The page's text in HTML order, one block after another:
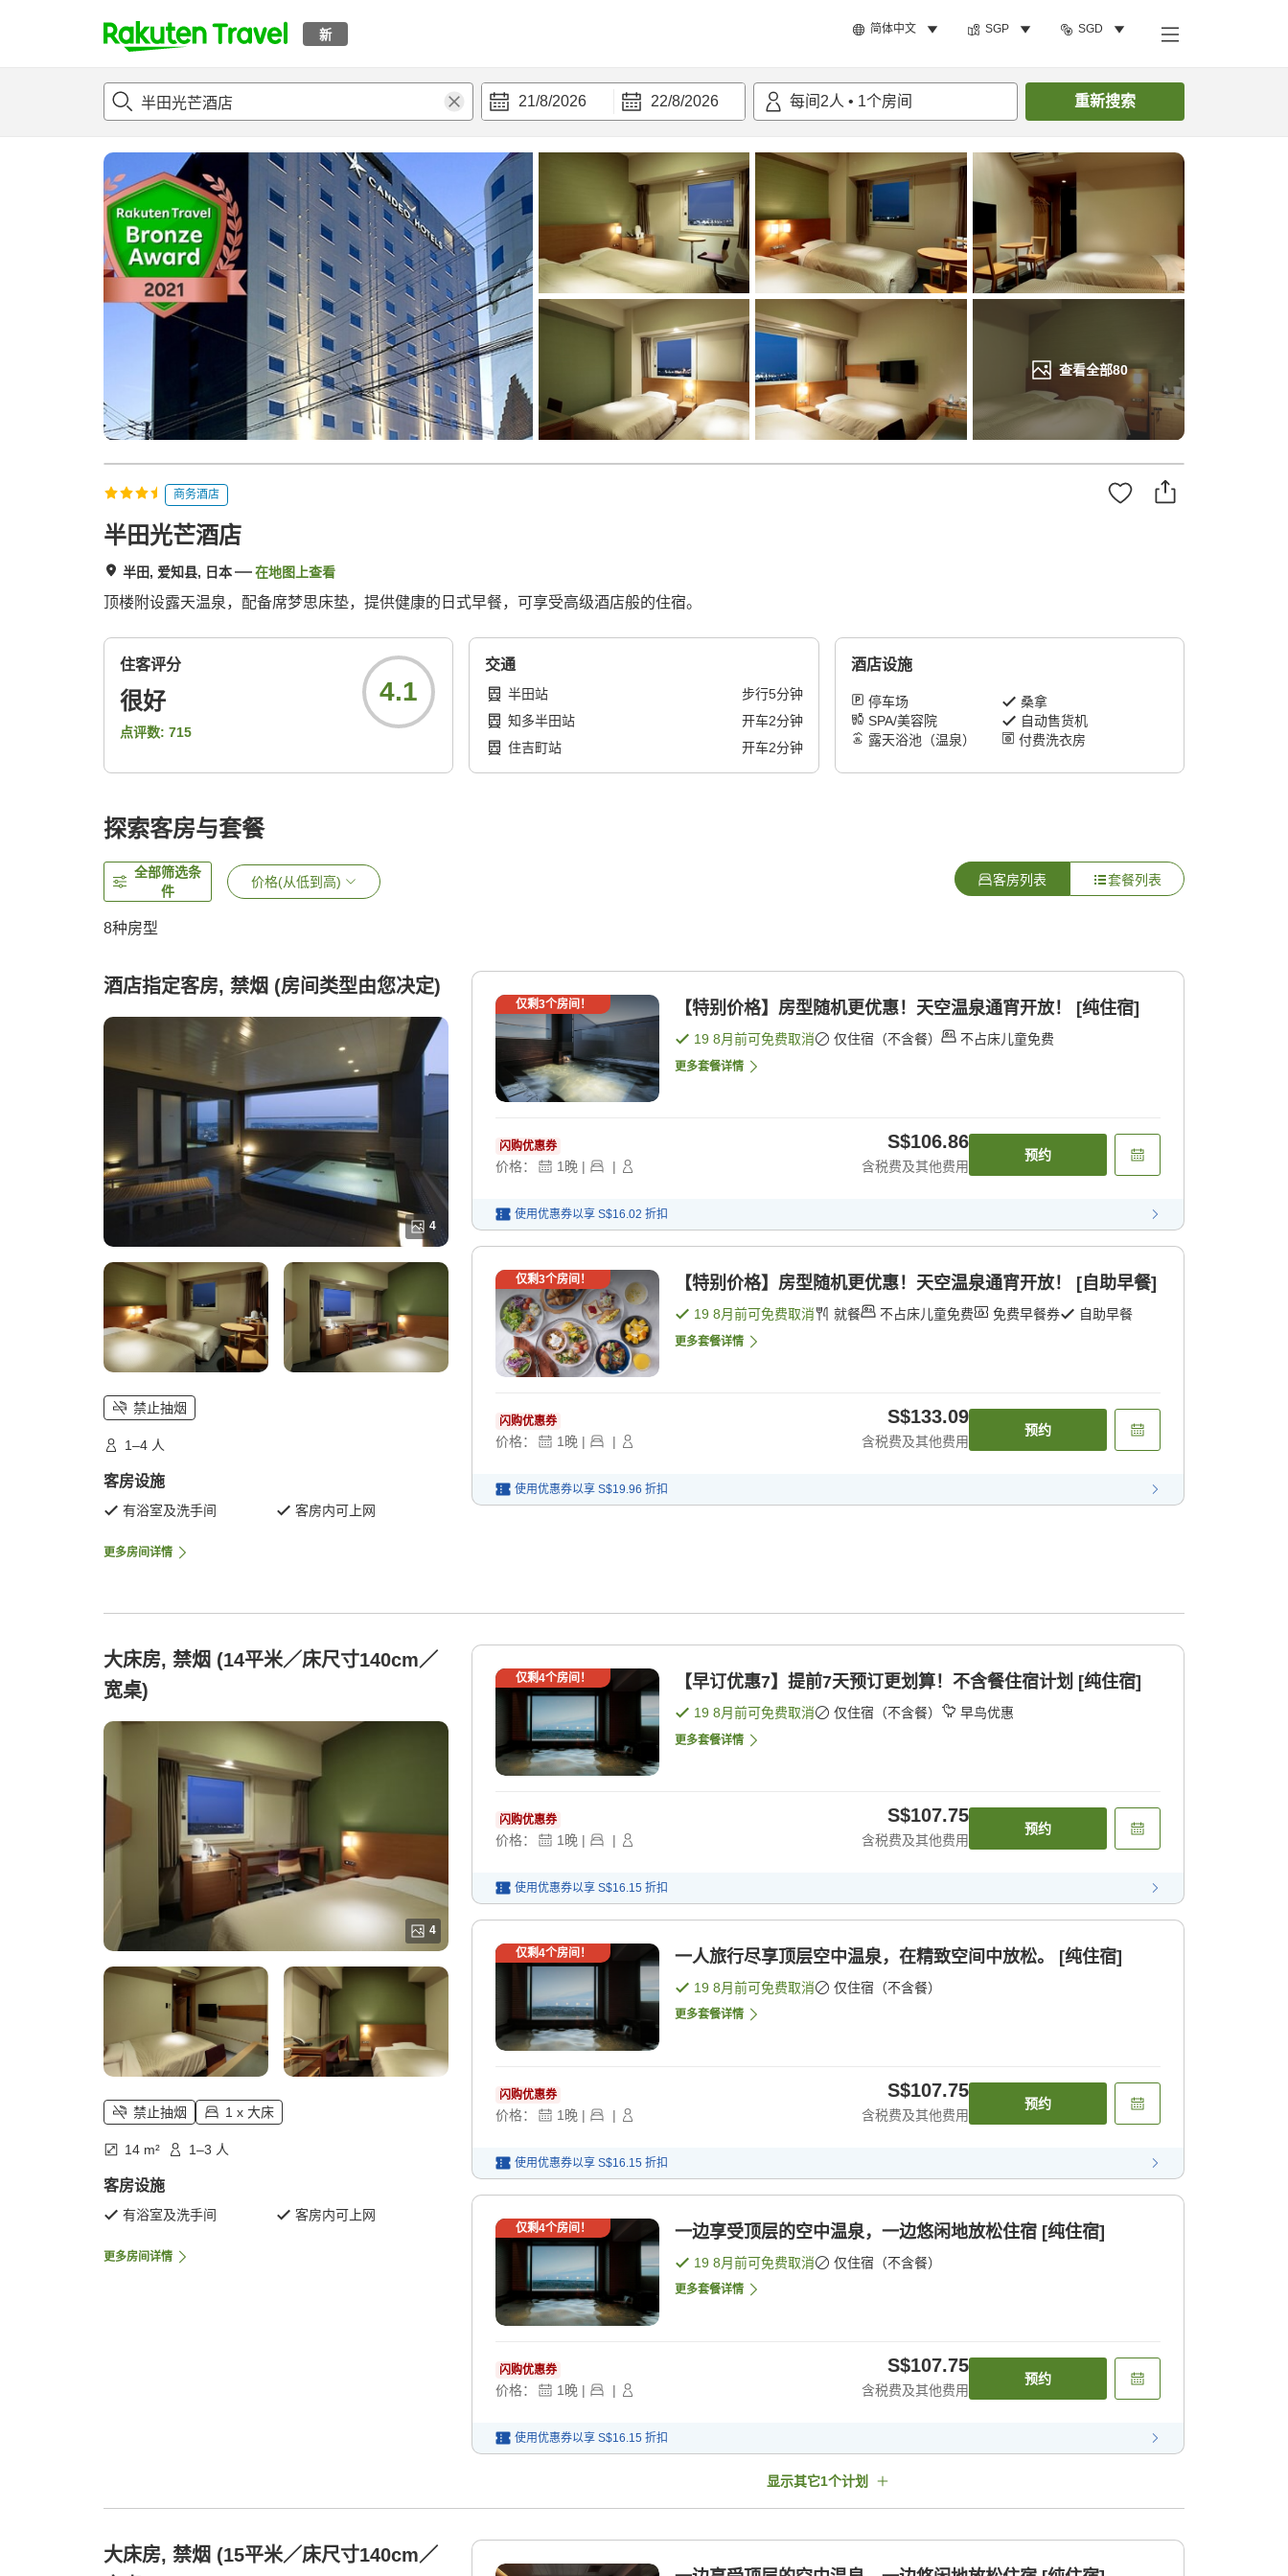
新 简体中文 SGP SGD
t
p
a
g
e
_
s
e
a
21/8/2026 22/8/2026 每间 2人 • 1个房间 重新搜索
查看全部80
概况 客房及住宿套餐评论 搜索客房
商务酒店
半田光芒酒店
半田, 爱知县, 日本 在地图上查看
顶楼附设露天温泉，配备席梦思床垫，提供健康的日式早餐，可享受高级酒店般的住宿。
住客评分
很好
点评数: 715
4.1
交通
半田站 步行5分钟
知多半田站
开车2分钟
住吉町站
开车2分钟
酒店设施
停车场
桑拿
SPA/美容院
自动售货机
露天浴池（温泉）
付费洗衣房
探索客房与套餐
全部筛选条
件
价格(从低到高) 客房列表 套餐列表
8种房型
酒店指定客房, 禁烟 (房间类型由您决定)
4
禁止抽烟
1–4 人
客房设施
有浴室及洗手间 客房内可上网
更多房间详情
仅剩3个房间！ 【特别价格】房型随机更优惠！天空温泉通宵开放！ [纯住宿]
19 8月前可免费取消 仅住宿（不含餐） 不占床儿童免费
更多套餐详情
闪购优惠券
价格： 1晚 | |
S$106.86
含税费及其他费用
预约
使用优惠券以享 S$16.02 折扣
仅剩3个房间！ 【特别价格】房型随机更优惠！天空温泉通宵开放！ [自助早餐]
19 8月前可免费取消 就餐 不占床儿童免费 免费早餐券 自助早餐
更多套餐详情
闪购优惠券
价格： 1晚 | |
S$133.09
含税费及其他费用
预约
使用优惠券以享 S$19.96 折扣
大床房, 禁烟 (14平米／床尺寸140cm／
宽桌)
4
禁止抽烟 1 x 大床
14 m² 1–3 人
客房设施
有浴室及洗手间 客房内可上网
更多房间详情
仅剩4个房间！ 【早订优惠7】提前7天预订更划算！不含餐住宿计划 [纯住宿]
19 8月前可免费取消 仅住宿（不含餐） 早鸟优惠
更多套餐详情
闪购优惠券
价格： 1 晚 | |
S$107.75
含税费及其他费用
预约
使用优惠券以享 S$16.15 折扣
仅剩4个房间！ 一人旅行尽享顶层空中温泉，在精致空间中放松。 [纯住宿]
19 8月前可免费取消 仅住宿（不含餐）
更多套餐详情
闪购优惠券
价格： 1 晚 | |
S$107.75
含税费及其他费用
预约
使用优惠券以享 S$16.15 折扣
仅剩4个房间！ 一边享受顶层的空中温泉，一边悠闲地放松住宿 [纯住宿]
19 8月前可免费取消 仅住宿（不含餐）
更多套餐详情
闪购优惠券
价格： 1 晚 | |
S$107.75
含税费及其他费用
预约
使用优惠券以享 S$16.15 折扣
显示其它1个计划
大床房, 禁烟 (15平米／床尺寸140cm／